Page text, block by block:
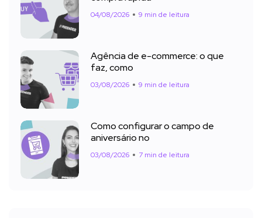
04/08/2026 9 min de leitura
Agência de e-commerce: o que
faz, como
03/08/2026 9 min de leitura
Como configurar o campo de
aniversário no
03/08/2026 7 min de leitura